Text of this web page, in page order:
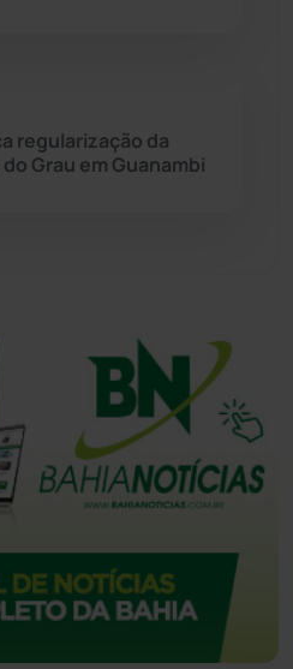
regularização da
Grau em Guanambi